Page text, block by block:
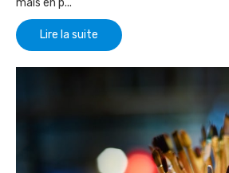
mais en p...
Lire la suite